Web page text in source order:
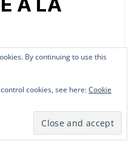
By continuing to use this
cookies, see here:Cookie
2019
de la politique
By continuing to use this
cookies, see here:Cookie
By continuing to use this
cookies, see here:Cookie
By continuing to use this
cookies, see here:Cookie